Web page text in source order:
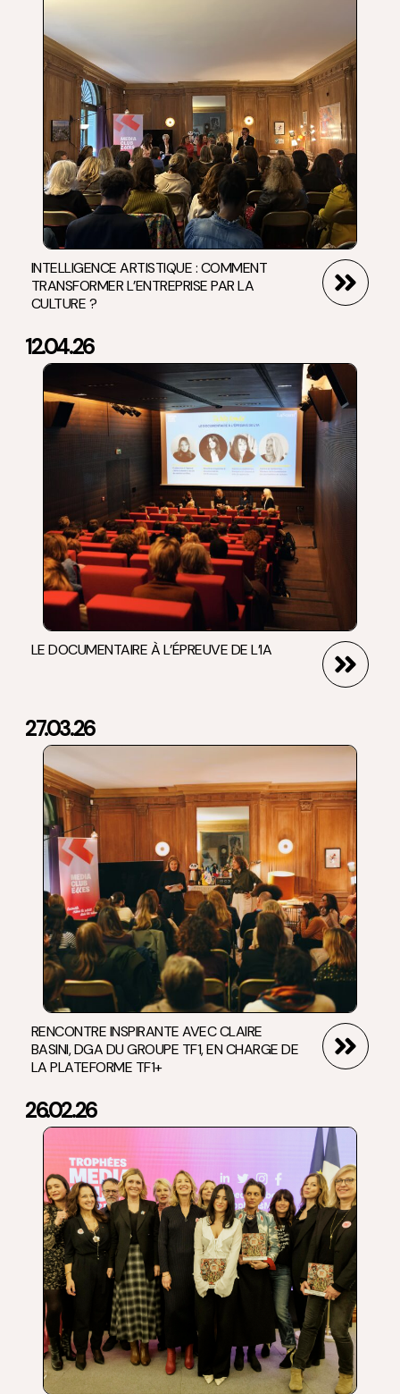
INTELLIGENCE ARTISTIQUE : COMMENT
TRANSFORMER L’ENTREPRISE PAR LA
CULTURE ?
12.04.26
LE DOCUMENTAIRE À L’ÉPREUVE DE L’IA
27.03.26
RENCONTRE INSPIRANTE AVEC CLAIRE
BASINI, DGA DU GROUPE TF1, EN CHARGE DE
LA PLATEFORME TF1+
26.02.26